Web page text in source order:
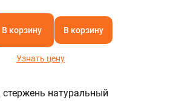
В корзину В корзину
Узнать цену
натуральный